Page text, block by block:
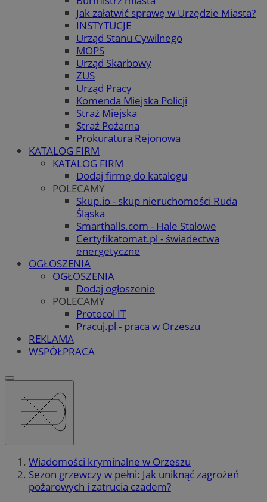
Jak załatwić sprawę w Urzędzie Miasta?
INSTYTUCJE
Urząd Stanu Cywilnego
MOPS
Urząd Skarbowy
ZUS
Urząd Pracy
Komenda Miejska Policji
Straż Miejska
Straż Pożarna
Prokuratura Rejonowa
KATALOG FIRM
KATALOG FIRM
Dodaj firmę do katalogu
POLECAMY
Skup.io - skup nieruchomości Ruda
Śląska
Smarthalls.com - Hale Stalowe
Certyfikatomat.pl - świadectwa
energetyczne
OGŁOSZENIA
OGŁOSZENIA
Dodaj ogłoszenie
POLECAMY
Protocol IT
Pracuj.pl - praca w Orzeszu
REKLAMA
WSPÓŁPRACA
Wiadomości kryminalne w Orzeszu
Sezon grzewczy w pełni: Jak uniknąć zagrożeń
pożarowych i zatrucia czadem?